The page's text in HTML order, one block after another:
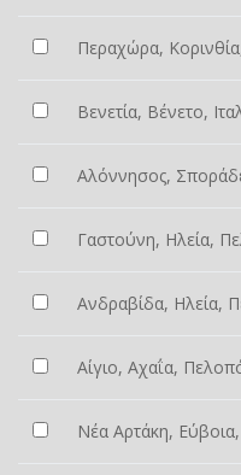
Περαχώρα,
Βενετία, Βένετο,
Αλόννησος,
Γαστούνη, Ηλεία,
Ανδραβίδα, Ηλεία,
Αίγιο, Αχαΐα,
Νέα Αρτάκη,